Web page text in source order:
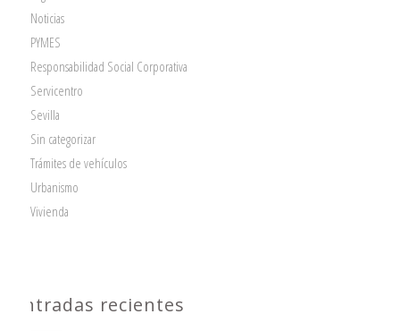
Noticias
PYMES
Responsabilidad Social Corporativa
Servicentro
Sevilla
Sin categorizar
Trámites de vehículos
Urbanismo
Vivienda
Entradas recientes